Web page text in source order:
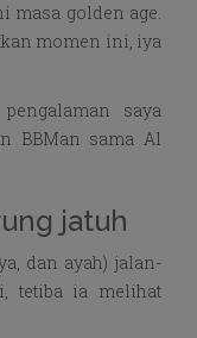
masa golden age.
momen ini, iya
saya
BBMan sama Al
jatuh
dan ayah) jalan-
tetiba ia melihat